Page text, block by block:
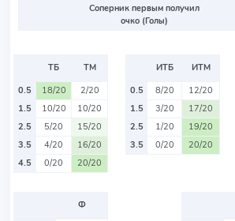
Соперник первым получил
очко (Голы)
ТБ
ТМ
0.5
18/20
2/20
1.5
10/20
10/20
2.5
5/20
15/20
3.5
4/20
16/20
4.5
0/20 20/20
ИТБ
ИТМ
0.5
8/20
12/20
1.5
3/20
17/20
2.5
1/20
19/20
3.5
0/20 20/20
Ф